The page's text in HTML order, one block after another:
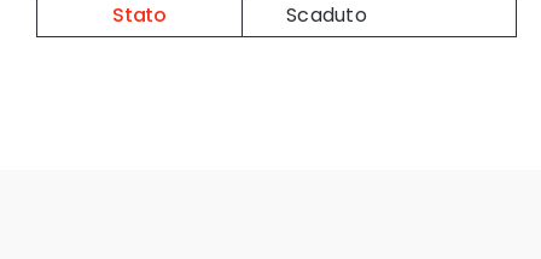
Stato Scaduto